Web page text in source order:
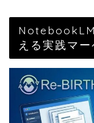
NotebookLM
える実践マ